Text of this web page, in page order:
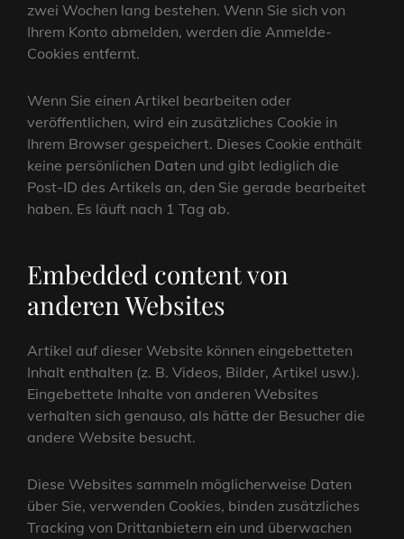
zwei Wochen lang bestehen. Wenn Sie sich von
Ihrem Konto abmelden, werden die Anmelde-
Cookies entfernt.
Wenn Sie einen Artikel bearbeiten oder
veröffentlichen, wird ein zusätzliches Cookie in
Ihrem Browser gespeichert. Dieses Cookie enthält
keine persönlichen Daten und gibt lediglich die
Post-ID des Artikels an, den Sie gerade bearbeitet
haben. Es läuft nach 1 Tag ab.
Embedded content von
anderen Websites
Artikel auf dieser Website können eingebetteten
Inhalt enthalten (z. B. Videos, Bilder, Artikel usw.).
Eingebettete Inhalte von anderen Websites
verhalten sich genauso, als hätte der Besucher die
andere Website besucht.
Diese Websites sammeln möglicherweise Daten
über Sie, verwenden Cookies, binden zusätzliches
Tracking von Drittanbietern ein und überwachen